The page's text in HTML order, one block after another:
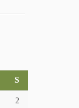
S
2